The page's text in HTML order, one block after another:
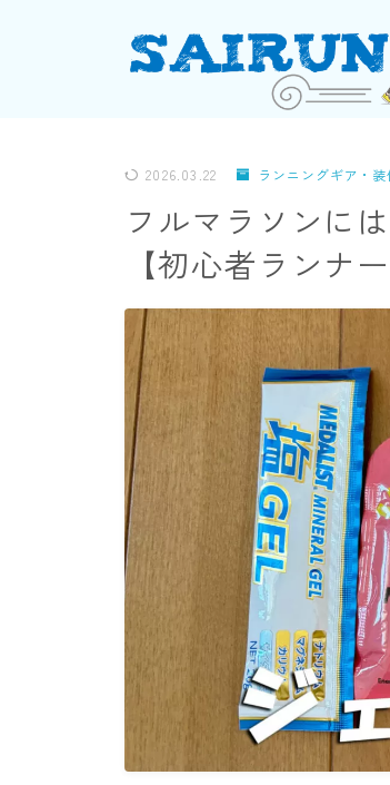
2026.03.22 ランニングギア・装
フルマラソンに
【初心者ランナー